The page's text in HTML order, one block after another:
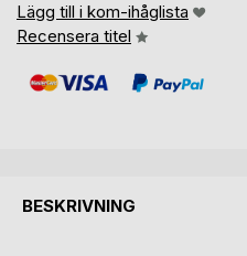
Lägg till i kom-ihåglista
Recensera titel
BESKRIVNING